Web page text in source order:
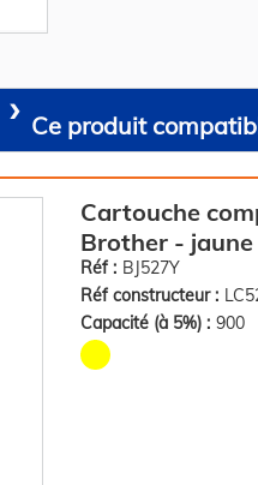
Ce produit
Cartouche
Brother - jaune
Réf : BJ527Y
Réf constructeur :
Capacité (à 5%) : 900